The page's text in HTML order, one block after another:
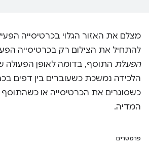
מצלם את האזור הגלוי בכרטיסייה
להתחיל את הצילום רק בכרטיסייה
הפעלת התוסף, בדומה לאופן הפעולה
הלכידה נמשכת כשעוברים בין דפים
כשסוגרים את הכרטיסייה או
המדיה.
פרמטרים